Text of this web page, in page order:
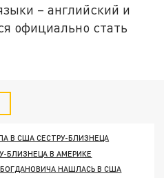
– английский и
официально стать
В США СЕСТРУ-БЛИЗНЕЦА
БЛИЗНЕЦА В АМЕРИКЕ
НАШЛАСЬ В США